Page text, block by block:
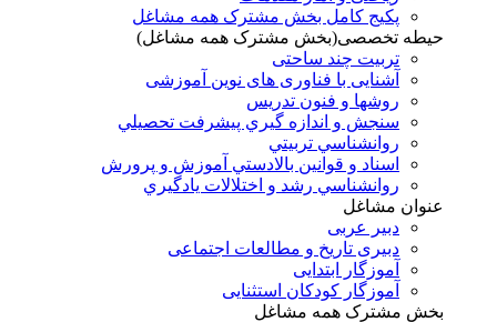
پکیج کامل بخش مشترک همه مشاغل
حیطه تخصصی(بخش مشترک همه مشاغل)
تربیت چند ساحتی
آشنایی با فناوری های نوین آموزشی
روشها و فنون تدريس
سنجش و اندازه گيري پيشرفت تحصيلي
روانشناسي تربيتي
اسناد و قوانين بالادستي آموزش و پرورش
روانشناسي رشد و اختلالات يادگيري
عنوان مشاغل
دبير عربی
دبیری تاریخ و مطالعات اجتماعی
آموزگار ابتدایی
آموزگار کودکان استثنایی
بخش مشترک همه مشاغل